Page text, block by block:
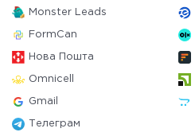
Monster Leads
FormCan
Нова Пошта
Omnicell
Gmail
Телеграм